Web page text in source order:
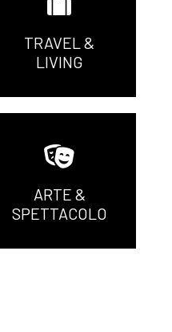
TRAVEL &
LIVING
ARTE &
SPETTACOLO